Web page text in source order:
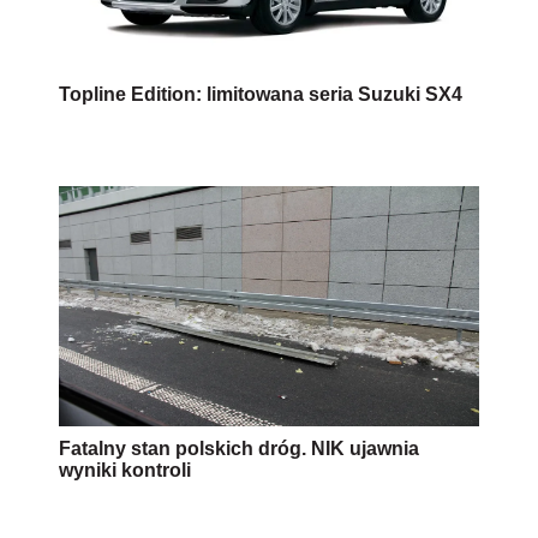
Topline Edition: limitowana seria Suzuki SX4
Fatalny stan polskich dróg. NIK ujawnia
wyniki kontroli